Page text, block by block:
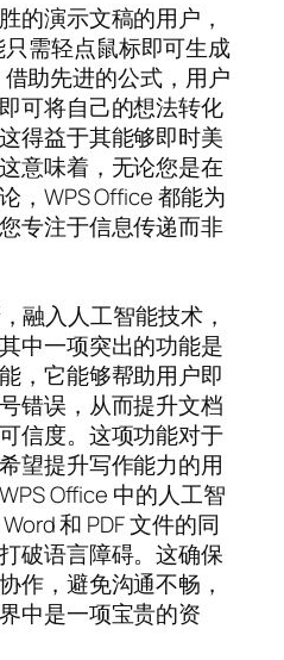
的演示文稿的用户，
只需轻点鼠标即可生成
助先进的公式，用户
可将自己的想法转化
得益于其能够即时美
意味着，无论您是在
，WPS Office 都能为
专注于信息传递而非
融入人工智能技术，
中一项突出的功能是
，它能够帮助用户即
错误，从而提升文档
信度。这项功能对于
望提升写作能力的用
Office 中的人工智
和 PDF 文件的同
破语言障碍。这确保
作，避免沟通不畅，
中是一项宝贵的资